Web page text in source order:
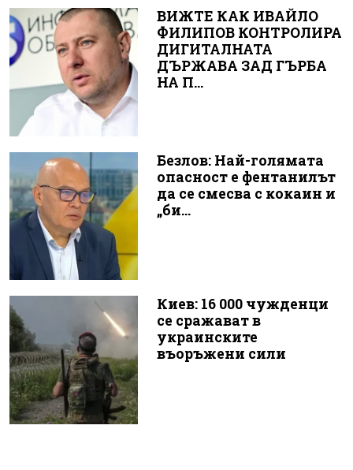
ВИЖТЕ КАК ИВАЙЛО
ФИЛИПОВ КОНТРОЛИРА
ДИГИТАЛНАТА
ДЪРЖАВА ЗАД ГЪРБА
НА П...
Безлов: Най-голямата
опасност е фентанилът
да се смесва с кокаин и
„би...
Киев: 16 000 чужденци
се сражават в
украинските
въоръжени сили